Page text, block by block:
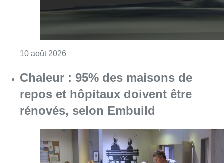
10 août 2026
Chaleur : 95% des maisons de
repos et hôpitaux doivent être
rénovés, selon Embuild